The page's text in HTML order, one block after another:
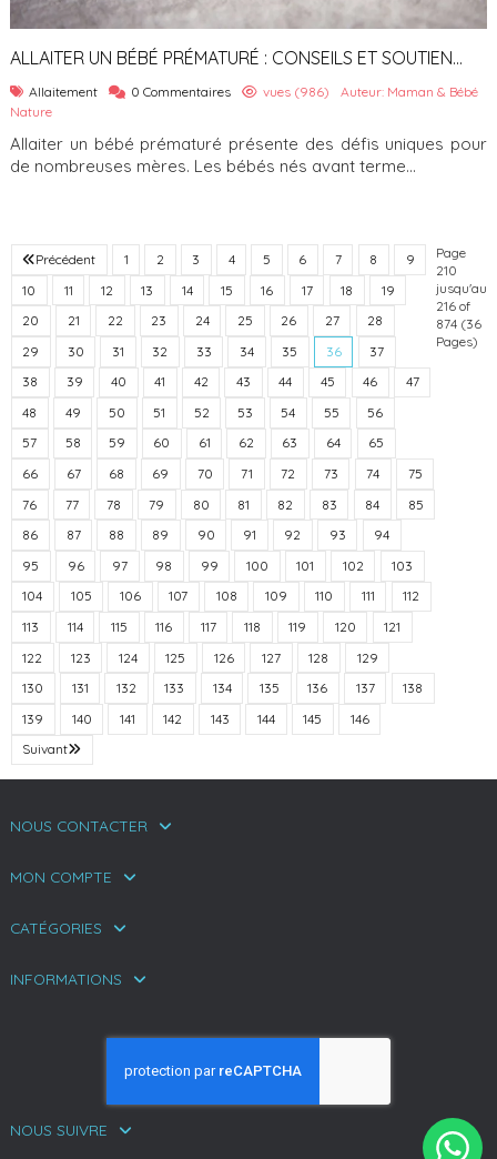
ALLAITER UN BÉBÉ PRÉMATURÉ : CONSEILS ET SOUTIEN
ESSENTIEL
Allaitement 0 Commentaires vues (986)
Auteur: Maman & Bébé
Nature
Allaiter un bébé prématuré présente des défis uniques pour
de nombreuses mères. Les bébés nés avant terme...
Précédent 1 2 3 4 5 6 7 8
9
10
11 12 13 14 15 16 17 18
19
20
21 22 23 24 25 26 27
28
29
30 31 32 33 34 35 36
37
38
39 40 41 42 43 44 45 46
47
48
49 50 51 52 53 54 55
56
57
58 59 60 61 62 63 64
65
66
67 68 69 70 71 72 73 74
75
76
77 78 79 80 81 82 83 84
85
86
87 88 89 90 91 92 93
94
95
96 97 98 99 100 101 102
103
104
105 106 107 108 109 110 111
112
113
114 115 116 117 118 119 120
121
122
123 124 125 126 127 128
129
130
131 132 133 134 135 136 137
138
139
140 141 142 143 144 145
146
Suivant
Page
210
jusqu'au
216 of
874 (36
Pages)
NOUS CONTACTER
MON COMPTE
CATÉGORIES
INFORMATIONS
NOUS SUIVRE